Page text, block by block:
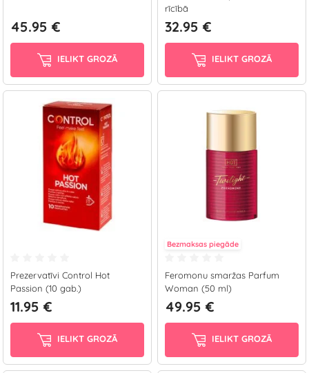
45.95 €
IELIKT GROZĀ
rīcībā
32.95 €
IELIKT GROZĀ
Prezervatīvi Control Hot
Passion (10 gab.)
11.95 €
IELIKT GROZĀ
Bezmaksas piegāde
Feromonu smaržas Parfum
Woman (50 ml)
49.95 €
IELIKT GROZĀ